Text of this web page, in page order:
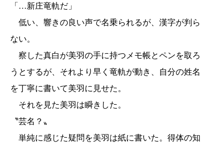
「…新庄竜軌だ」
低い、響きの良い声で名乗られるが、漢字が判ら
ない。
察した真白が美羽の手に持つメモ帳とペンを取ろ
うとするが、それより早く竜軌が動き、自分の姓名
を丁寧に書いて美羽に見せた。
それを見た美羽は瞬きした。
〝芸名？〟
単純に感じた疑問を美羽は紙に書いた。得体の知